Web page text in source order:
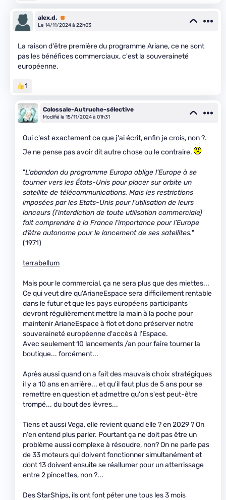
alex.d. Premium
Le 14/11/2024 à 22h03
La raison d'être première du programme Ariane, ce ne sont
pas les bénéfices commerciaux, c'est la souveraineté
européenne.
1
Colossale-Autruche-sélective
Modifié le 15/11/2024 à 01h31
Oui c'est exactement ce que j'ai écrit, enfin je crois, non ?.
Je ne pense pas avoir dit autre chose ou le contraire.
"L’abandon du programme Europa oblige l’Europe à se
tourner vers les États-Unis pour placer sur orbite un
satellite de télécommunications. Mais les restrictions
imposées par les Etats-Unis pour l’utilisation de leurs
lanceurs (l’interdiction de toute utilisation commerciale)
fait comprendre à la France l’importance pour l’Europe
d’être autonome pour le lancement de ses satellites."
(1971)
terrabellum
Mais pour le commercial, ça ne sera plus que des miettes...
Ce qui veut dire qu'ArianeEspace sera difficilement rentable
dans le futur et que les pays européens participants
devront régulièrement mettre la main à la poche pour
maintenir ArianeEspace à flot et donc préserver notre
souveraineté européenne d'accès à l'Espace.
Avec seulement 10 lancements /an pour faire tourner la
boutique... forcément...
Après aussi quand on a fait des mauvais choix stratégiques
il y a 10 ans en arrière... et qu'il faut plus de 5 ans pour se
remettre en question et admettre qu'on s'est peut-être
trompé... du bout des lèvres...
Tiens et aussi Vega, elle revient quand elle ? en 2029 ? On
n'en entend plus parler. Pourtant ça ne doit pas être un
problème aussi complexe à résoudre, non? On ne parle pas
de 33 moteurs qui doivent fonctionner simultanément et
dont 13 doivent ensuite se réallumer pour un atterrissage
entre 2 pincettes, non ?...
Des StarShips, ils ont font péter une tous les 3 mois